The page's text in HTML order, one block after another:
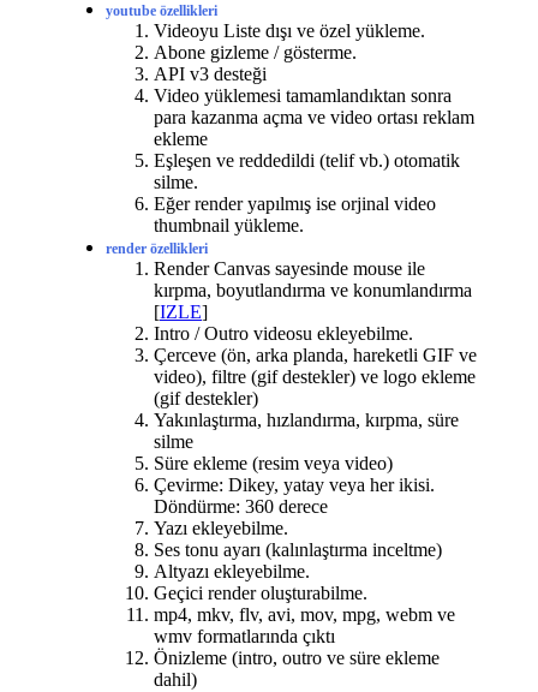
youtube özellikleri
Videoyu Liste dışı ve özel yükleme.
Abone gizleme / gösterme.
API v3 desteği
Video yüklemesi tamamlandıktan sonra
para kazanma açma ve video ortası reklam
ekleme
Eşleşen ve reddedildi (telif vb.) otomatik
silme.
Eğer render yapılmış ise orjinal video
thumbnail yükleme.
render özellikleri
Render Canvas sayesinde mouse ile
kırpma, boyutlandırma ve konumlandırma
[IZLE]
Intro / Outro videosu ekleyebilme.
Çerceve (ön, arka planda, hareketli GIF ve
video), filtre (gif destekler) ve logo ekleme
(gif destekler)
Yakınlaştırma, hızlandırma, kırpma, süre
silme
Süre ekleme (resim veya video)
Çevirme: Dikey, yatay veya her ikisi.
Döndürme: 360 derece
Yazı ekleyebilme.
Ses tonu ayarı (kalınlaştırma inceltme)
Altyazı ekleyebilme.
Geçici render oluşturabilme.
mp4, mkv, flv, avi, mov, mpg, webm ve
wmv formatlarında çıktı
Önizleme (intro, outro ve süre ekleme
dahil)